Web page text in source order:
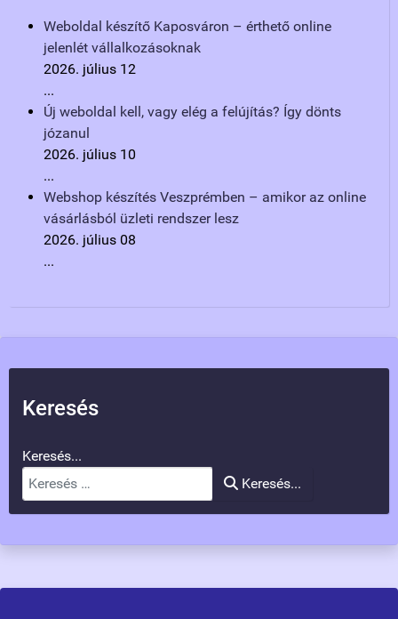
Weboldal készítő Kaposváron – érthető online
jelenlét vállalkozásoknak
2026. július 12
...
Új weboldal kell, vagy elég a felújítás? Így dönts
józanul
2026. július 10
...
Webshop készítés Veszprémben – amikor az online
vásárlásból üzleti rendszer lesz
2026. július 08
...
Keresés
Keresés...
Keresés...